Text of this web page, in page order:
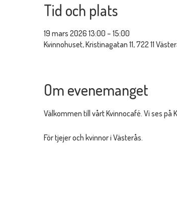
Tid och plats
19 mars 2026 13:00 – 15:00
Kvinnohuset, Kristinagatan 11, 722 11
Om evenemanget
Välkommen till vårt Kvinnocafé. Vi ses på
För tjejer och kvinnor i Västerås.